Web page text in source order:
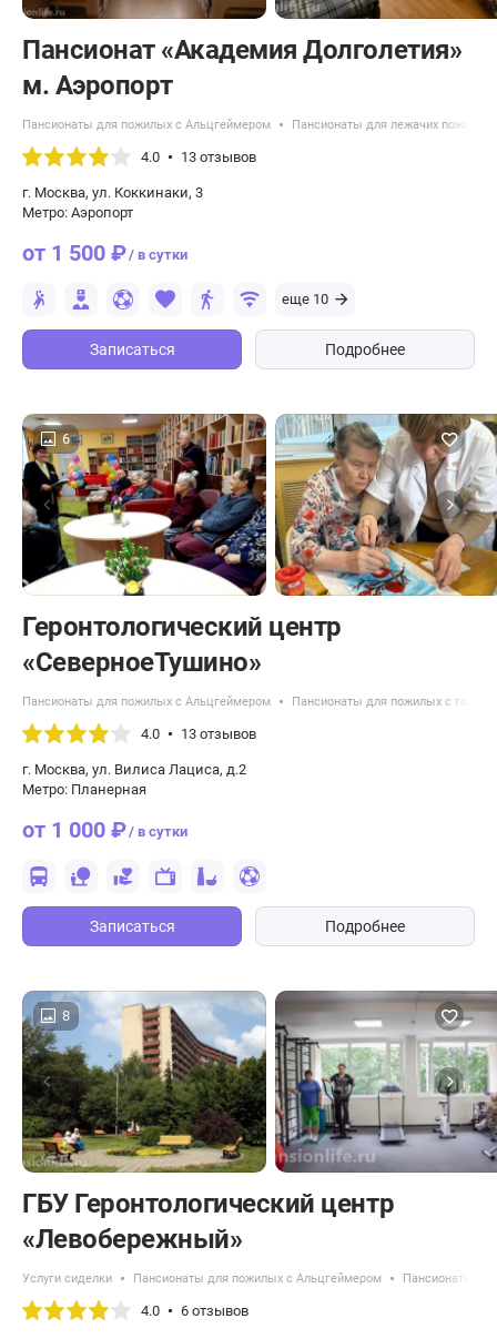
Пансионат «Академия Долголетия»
м. Аэропорт
Пансионаты для пожилых с Альцгеймером Пансионаты для лежачих
4.0 13 отзывов
г. Москва, ул. Коккинаки, 3
Метро: Аэропорт
от 1 500 ₽/ в сутки
еще 10
Записаться Подробнее
6
Геронтологический центр
«СеверноеТушино»
Пансионаты для пожилых с Альцгеймером Пансионаты для пожилых с гос
4.0 13 отзывов
г. Москва, ул. Вилиса Лациса, д.2
Метро: Планерная
от 1 000 ₽/ в сутки
Записаться Подробнее
8
ГБУ Геронтологический центр
«Левобережный»
Услуги сиделки Пансионаты для пожилых с Альцгеймером Пансионаты
4.0 6 отзывов